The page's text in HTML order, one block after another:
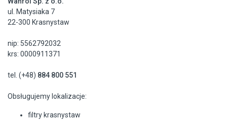
ul. Matysiaka 7
22-300 Krasnystaw
nip: 5562792032
krs: 0000911371
tel. (+48) 884 800 551
Obsługujemy lokalizacje:
filtry krasnystaw